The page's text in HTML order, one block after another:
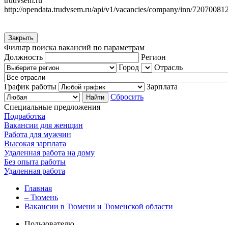
http://opendata.trudvsem.ru/api/v1/vacancies/company/inn/
Закрыть
Фильтр поиска вакансий по параметрам
Должность
Регион
Город
Отрасль
График работы
Зарплата
Сбросить
Специальные предложения
Подработка
Вакансии для женщин
Работа для мужчин
Высокая зарплата
Удаленная работа на дому
Без опыта работы
Удаленная работа
Главная
– Тюмень
Вакансии в Тюмени и Тюменской области